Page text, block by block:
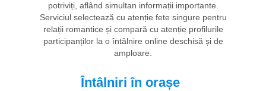
potriviți, aflând simultan informații importante.
Serviciul selectează cu atenție fete singure pentru
relații romantice și compară cu atenție profilurile
participanților la o întâlnire online deschisă și de
amploare.
Întâlniri în orașe